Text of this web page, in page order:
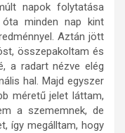
napok folytatása
minden nap kint
Aztán jött
összepakoltam és
a radart nézve elég
hal. Majd egyszer
méretű jelet láttam,
a szememnek, de
így megálltam, hogy